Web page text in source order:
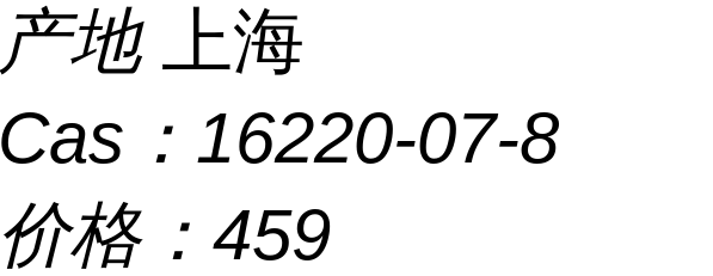
产地 上海
Cas： 16220-07-8
价格： 459